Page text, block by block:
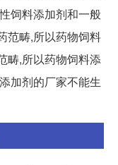
饲料添加剂和一般
范畴,所以药物饲料
畴,所以药物饲料添
加剂的厂家不能生